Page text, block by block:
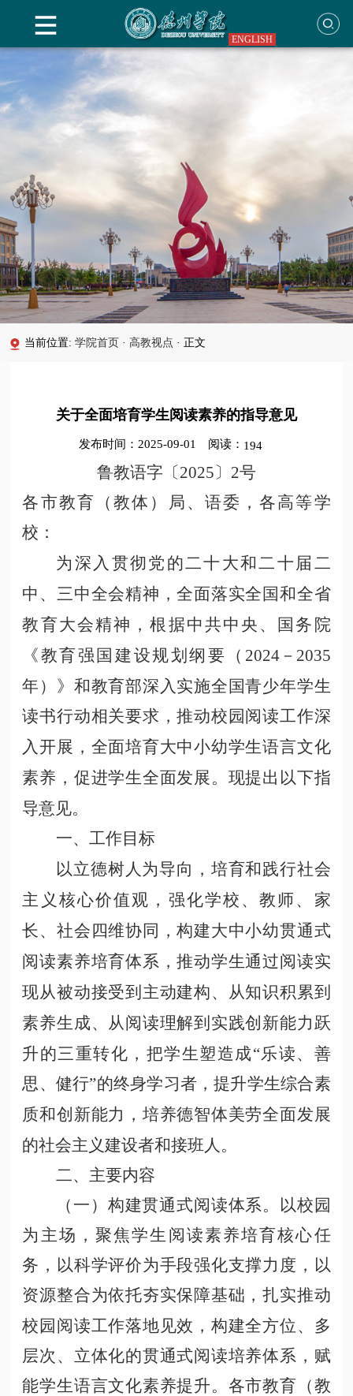
ENGLISH
当前位置:学院首页 · 高教视点 · 正文
关于全面培育学生阅读素养的指导意见
发布时间：2025-09-01 阅读： 194
鲁教语字〔2025〕2号
各市教育（教体）局、语委，各高等学
校：
为深入贯彻党的二十大和二十届二
中、三中全会精神，全面落实全国和全省
教育大会精神，根据中共中央、国务院
《教育强国建设规划纲要（ 2024－2035
年）》和教育部深入实施全国青少年学生
读书行动相关要求，推动校园阅读工作深
入开展，全面培育大中小幼学生语言文化
素养，促进学生全面发展。现提出以下指
导意见。
一、工作目标
以立德树人为导向，培育和践行社会
主义核心价值观，强化学校、教师、家
长、社会四维协同，构建大中小幼贯通式
阅读素养培育体系，推动学生通过阅读实
现从被动接受到主动建构、从知识积累到
素养生成、从阅读理解到实践创新能力跃
升的三重转化，把学生塑造成“乐读、善
思、健行”的终身学习者，提升学生综合素
质和创新能力，培养德智体美劳全面发展
的社会主义建设者和接班人。
二、主要内容
（一）构建贯通式阅读体系。以校园
为主场，聚焦学生阅读素养培育核心任
务，以科学评价为手段强化支撑力度，以
资源整合为依托夯实保障基础，扎实推动
校园阅读工作落地见效，构建全方位、多
层次、立体化的贯通式阅读培养体系，赋
能学生语言文化素养提升。各市教育（教